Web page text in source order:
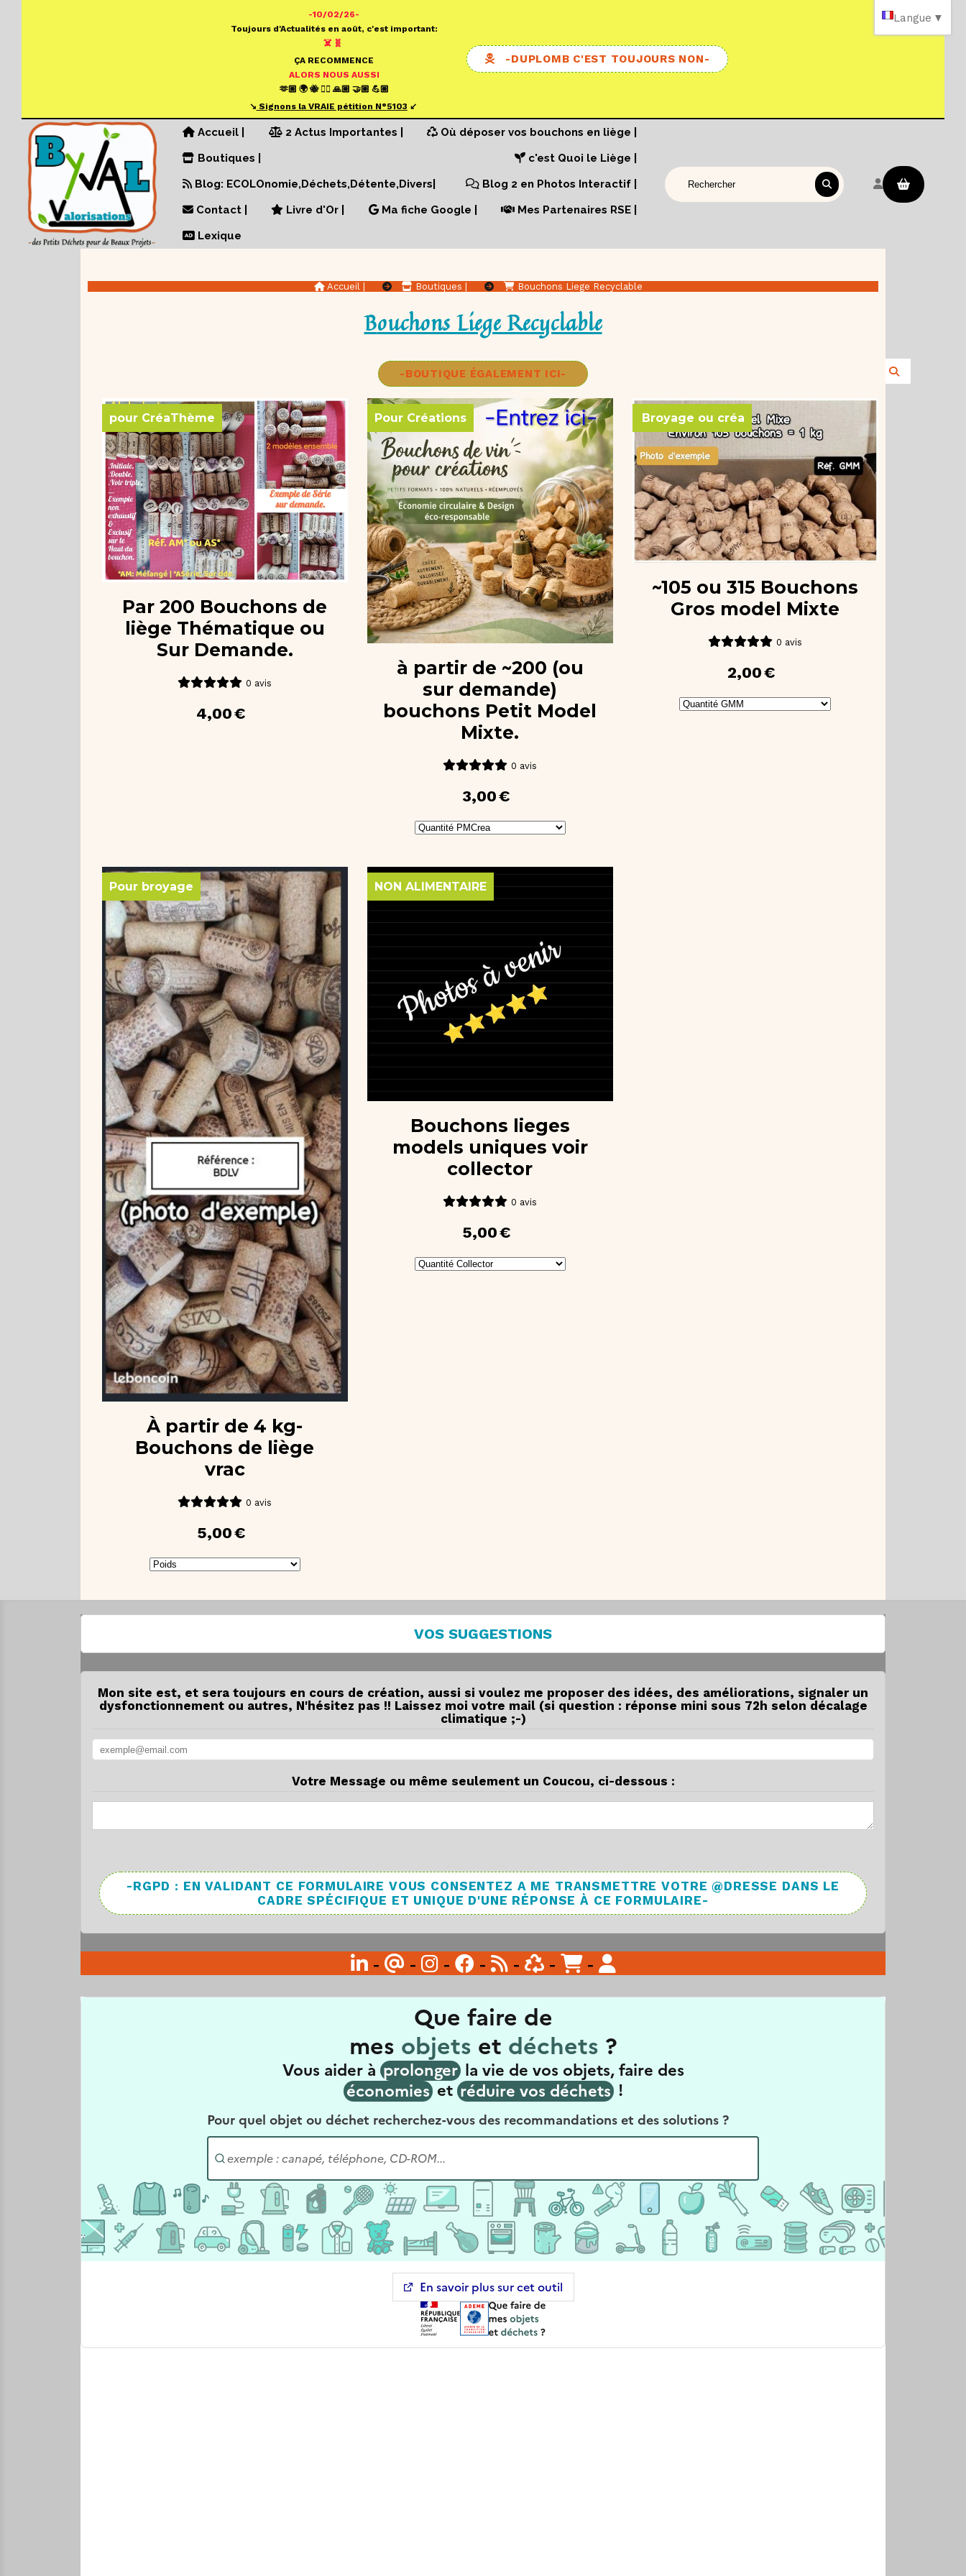
-10/02/26-
Toujours d'Actualités en août, c'est important:
☠️ 🧬
ÇA RECOMMENCE
ALORS NOUS AUSSI
🫶🏼 🌍 🐝 ✍🏼 🙏🏼 🤝🏼 💪🏼
↘️ Signons la VRAIE pétition N°5103 ↙️
-DUPLOMB C'EST TOUJOURS NON-
Accueil | 2 Actus Importantes |
Où déposer vos bouchons en liège |
Boutiques |
c'est Quoi le Liège |
Blog: ECOLOnomie,Déchets,Détente,Divers|
Blog 2 en Photos Interactif |
Contact |
Livre d'Or | Ma fiche Google |
Mes Partenaires RSE |
Lexique
Rechercher sur le site
Accueil | Boutiques | Bouchons Liege Recyclable
Bouchons Liege Recyclable
-BOUTIQUE ÉGALEMENT ICI-
pour CréaThème
Par 200 Bouchons de
liège Thématique ou
Sur Demande.
0 avis
4,00€
Pour Créations
à partir de ~200 (ou
sur demande)
bouchons Petit Model
Mixte.
0 avis
3,00€
Broyage ou créa
~105 ou 315 Bouchons
Gros model Mixte
0 avis
2,00€
Pour broyage
À partir de 4 kg-
Bouchons de liège
vrac
0 avis
5,00€
NON ALIMENTAIRE
Bouchons lieges
models uniques voir
collector
0 avis
5,00€
VOS SUGGESTIONS
Mon site est, et sera toujours en cours de création, aussi si voulez me proposer des idées, des améliorations, signaler un
dysfonctionnement ou autres, N'hésitez pas !! Laissez moi votre mail (si question : réponse mini sous 72h selon décalage
climatique ;-)
Votre Message ou même seulement un Coucou, ci-dessous :
-RGPD : EN VALIDANT CE FORMULAIRE VOUS CONSENTEZ A ME TRANSMETTRE VOTRE @DRESSE DANS LE
CADRE SPÉCIFIQUE ET UNIQUE D'UNE RÉPONSE À CE FORMULAIRE-
 - @ -  -  -  -  - - 
Langue ▼